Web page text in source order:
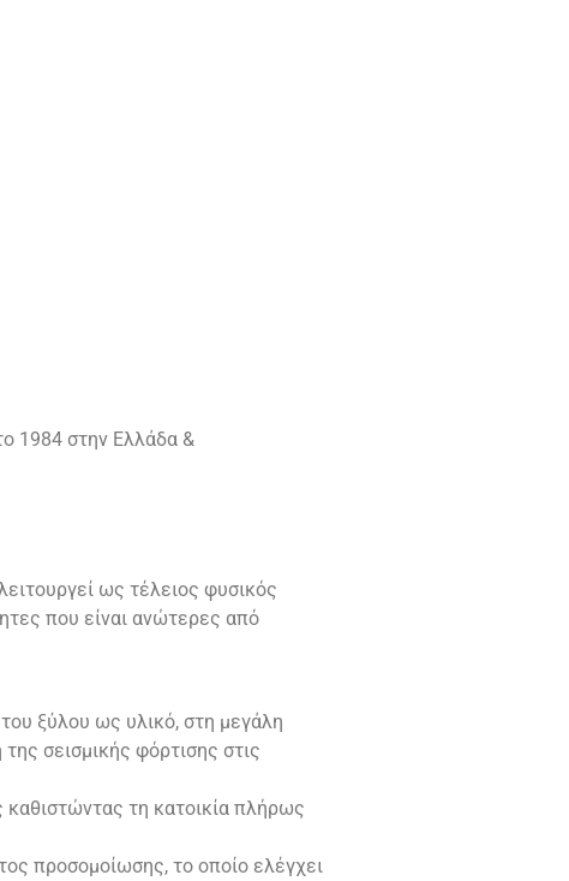
1984 στην Ελλάδα &
ως τέλειος φυσικός
που είναι ανώτερες από
ξύλου ως υλικό, στη μεγάλη
σεισμικής φόρτισης στις
καθιστώντας τη κατοικία πλήρως
προσομοίωσης, το οποίο ελέγχει